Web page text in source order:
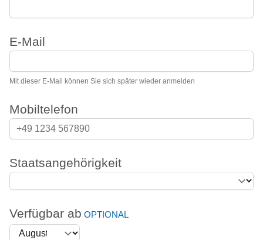
E-Mail
Mit dieser E-Mail können Sie sich später wieder anmelden
Mobiltelefon
Staatsangehörigkeit
Verfügbar ab